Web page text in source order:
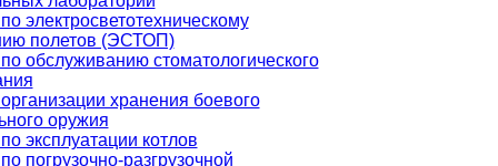
электросветотехническому
полетов (ЭСТОП)
обслуживанию стоматологического
хранения боевого
оружия
эксплуатации котлов
погрузочно-разгрузочной